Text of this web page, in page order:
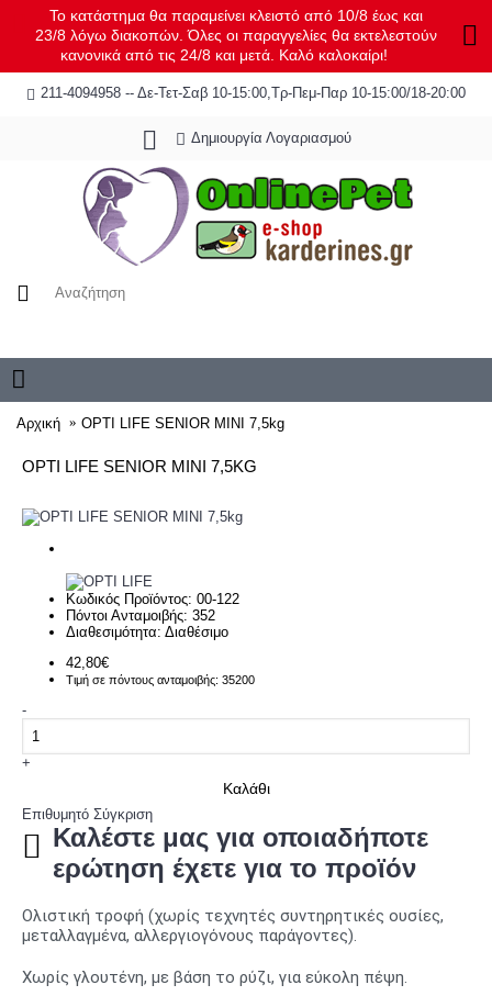
Το κατάστημα θα παραμείνει κλειστό από 10/8 έως και
23/8 λόγω διακοπών. Όλες οι παραγγελίες θα εκτελεστούν
κανονικά από τις 24/8 και μετά. Καλό καλοκαίρι!
211-4094958 -- Δε-Τετ-Σαβ 10-15:00,Τρ-Πεμ-Παρ 10-15:00/18-20:00
Δημιουργία Λογαριασμού
Αρχική OPTI LIFE SENIOR MINI 7,5kg
OPTI LIFE SENIOR MINI 7,5KG
Κωδικός Προϊόντος: 00-122
Πόντοι Ανταμοιβής: 352
Διαθεσιμότητα: Διαθέσιμο
42,80€
Τιμή σε πόντους ανταμοιβής: 35200
-
+
Καλάθι
Επιθυμητό Σύγκριση
Καλέστε μας για οποιαδήποτε
ερώτηση έχετε για το προϊόν
Ολιστική τροφή (χωρίς τεχνητές συντηρητικές ουσίες,
μεταλλαγμένα, αλλεργιογόνους παράγοντες).
Χωρίς γλουτένη, με βάση το ρύζι, για εύκολη πέψη.